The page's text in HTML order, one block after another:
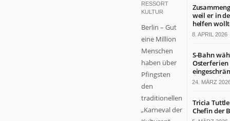
RESSORT
KULTUR
Berlin – Gut
eine Million
Menschen
haben über
Pfingsten
den
traditionellen
„Karneval der
weil er in
helfen
8. APRIL 2026
S-Bahn
Osterferien
24. MÄRZ
Tricia
Chefin der